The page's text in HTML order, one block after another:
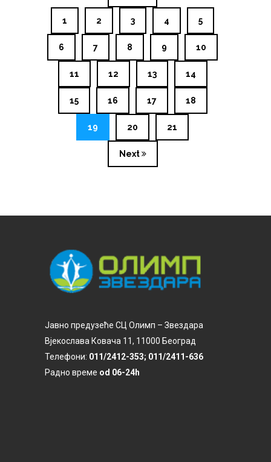
1 2 3 4 5
6 7 8 9 10
11 12 13 14
15 16 17 18
19 20 21
Next
Јавно предузеће СЦ Олимп – Звездара
Вјекослава Ковача 11, 11000 Београд
Телефони: 011/2412-353; 011/2411-636
Радно време od 06-24h